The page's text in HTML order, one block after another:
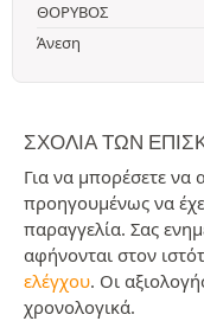
ΘΟΡΥΒΟΣ
Άνεση
ΣΧΌΛΙΑ ΤΩΝ
Για να μπορέσετε να
προηγουμένως να
παραγγελία. Σας
αφήνονται στον
ελέγχου. Οι
χρονολογικά.